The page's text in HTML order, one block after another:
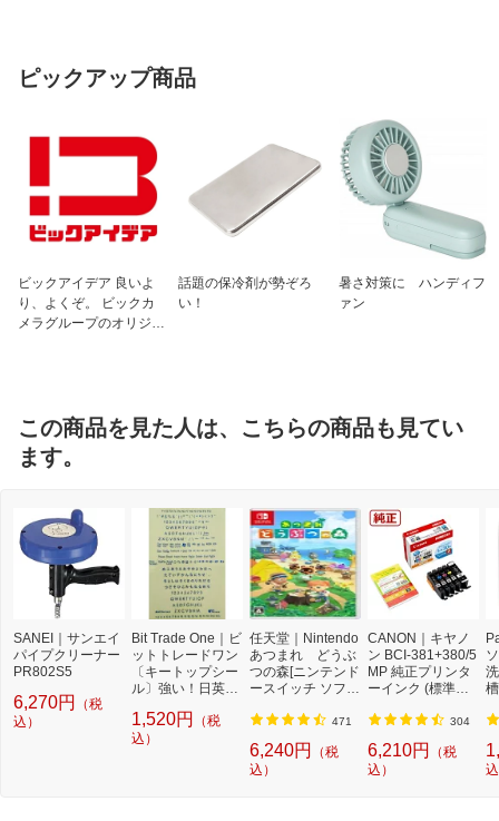
ピックアップ商品
ビックアイデア 良いよ
り、よくぞ。 ビックカ
メラグループのオリジナ
話題の保冷剤が勢ぞろ
い！
暑さ対策に ハンディフ
ァン
この商品を見た人は、こちらの商品も見てい
ます。
SANEI｜サンエイ
パイプクリーナー
PR802S5
6,270円
（税
込）
Bit Trade One｜ビ
ットトレードワン
〔キートップシー
ル〕強い！日英対
プシールセット ブ
ルー DYKTSBL
1,520円
（税
込）
任天堂｜Nintendo
あつまれ どうぶ
つの森[ニンテンド
ースイッチ ソフ
471
6,240円
（税
込）
CANON｜キヤノ
ン BCI-381+380/5
MP 純正プリンタ
ーインク (標準容
3813805MP] 304
6,210円
（税
込）